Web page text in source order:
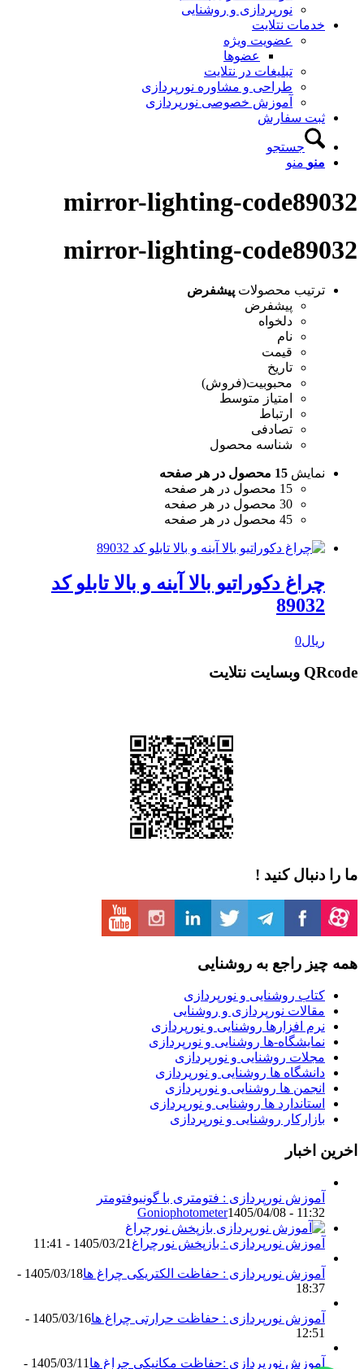
نورپردازی و روشنایی
خدمات نتلایت
عضویت ویژه
عضوها
تبلیغات در نتلایت
طراحی و مشاوره نورپردازی
آموزش خصوصی نورپردازی
ثبت سفارش
جستجو
منو منو
mirror-lighting-code89032
mirror-lighting-code89032
ترتیب محصولات پیشفرض
پیشفرض
دلخواه
نام
قیمت
تاریخ
محبوبیت(فروش)
امتیاز متوسط
ارتباط
تصادفی
شناسه محصول
نمایش 15 محصول در هر صفحه
15 محصول در هر صفحه
30 محصول در هر صفحه
45 محصول در هر صفحه
چراغ دکوراتیو بالا آینه و بالا تابلو کد
89032
ریال0
QRcode وبسایت نتلایت
ما را دنبال کنید !
همه چیز راجع به روشنایی
کتاب روشنایی و نورپردازی
مقالات نورپردازی و روشنایی
نرم افزارها روشنایی و نورپردازی
نمایشگاه-ها روشنایی و نورپردازی
مجلات روشنایی و نورپردازی
دانشگاه ها روشنایی و نورپردازی
انجمن ها روشنایی و نورپردازی
استاندارد ها روشنایی و نورپردازی
بازارکار روشنایی و نورپردازی
اخرین اخبار
آموزش نورپردازی : فتومتری با گونیوفتومتر
Goniophotometer1405/04/08 - 11:32
آموزش نورپردازی : بازپخش نورچراغ 1405/03/21 - 11:41
آموزش نورپردازی : حفاظت الکتریکی چراغ ها
1405/03/18 -
18:37
آموزش نورپردازی : حفاظت حرارتی چراغ ها
1405/03/16 -
12:51
آموزش نورپردازی :حفاظت مکانیکی چراغ ها 1405/03/11 -